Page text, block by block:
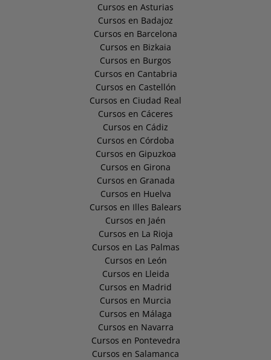
Cursos en Asturias
Cursos en Badajoz
Cursos en Barcelona
Cursos en Bizkaia
Cursos en Burgos
Cursos en Cantabria
Cursos en Castellón
Cursos en Ciudad Real
Cursos en Cáceres
Cursos en Cádiz
Cursos en Córdoba
Cursos en Gipuzkoa
Cursos en Girona
Cursos en Granada
Cursos en Huelva
Cursos en Illes Balears
Cursos en Jaén
Cursos en La Rioja
Cursos en Las Palmas
Cursos en León
Cursos en Lleida
Cursos en Madrid
Cursos en Murcia
Cursos en Málaga
Cursos en Navarra
Cursos en Pontevedra
Cursos en Salamanca